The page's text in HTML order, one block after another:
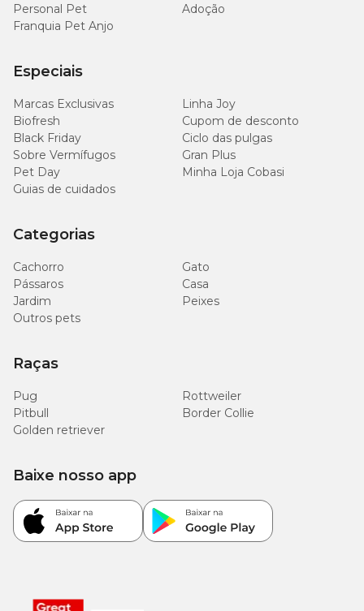
Personal Pet
Adoção
Franquia Pet Anjo
Especiais
Marcas Exclusivas
Linha Joy
Biofresh
Cupom de desconto
Black Friday
Ciclo das pulgas
Sobre Vermífugos
Gran Plus
Pet Day
Minha Loja Cobasi
Guias de cuidados
Categorias
Cachorro
Gato
Pássaros
Casa
Jardim
Peixes
Outros pets
Raças
Pug
Rottweiler
Pitbull
Border Collie
Golden retriever
Baixe nosso app